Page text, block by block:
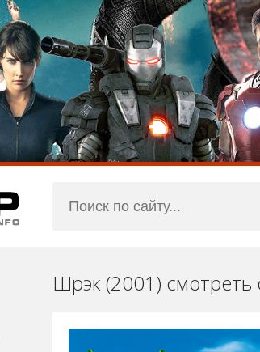
Шрэк (2001) смотреть